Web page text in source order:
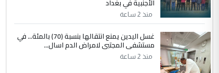
الأجنبية في بغداد
منذ 2 ساعة
غسل اليدين يمنع انتقالها بنسبة (70) بالمئة... في
مستشفى المجتبى لامراض الدم اسال...
منذ 2 ساعة